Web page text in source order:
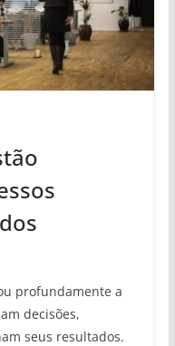
profundamente a
decisões,
seus resultados.